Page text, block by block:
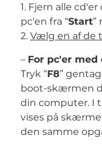
1. Fjern alle
pc'en fra “Start”
2. Vælg en af ​​de
– For pc'er
Tryk “F8”
boot-skærmen
din computer. I
vises på
den samme